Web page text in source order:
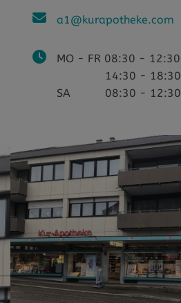
a1@kurapotheke.com
MO - FR 08:30 - 12:30
14:30 - 18:30
SA 08:30 - 12:30